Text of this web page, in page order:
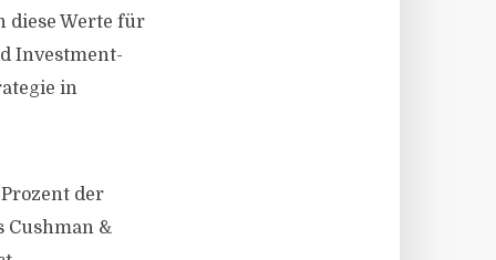
diese Werte für
Investment-
in
der
Cushman &